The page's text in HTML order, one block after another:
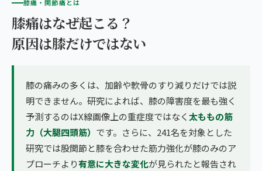
膝痛・関節痛とは
膝痛はなぜ起こる？
原因は膝だけではない
膝の痛みの多くは、加齢や軟骨のすり減りだけでは説
明できません。研究によれば、膝の障害度を最も強く
予測するのはX線画像上の重症度ではなく太ももの筋
力（大腿四頭筋） です。さらに、241名を対象とした
研究では股関節と膝を合わせた筋力強化が膝のみのア
プローチより有意に大きな変化が見られたと報告され